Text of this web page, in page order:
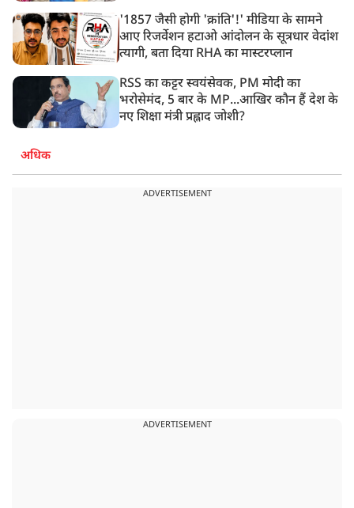
'1857 जैसी होगी 'क्रांति'!' मीडिया के सामने
आए रिजर्वेशन हटाओ आंदोलन के सूत्रधार वेदांश
त्यागी, बता दिया RHA का मास्टरप्लान
RSS का कट्टर स्वयंसेवक, PM मोदी का
भरोसेमंद, 5 बार के MP...आखिर कौन हैं देश के
नए शिक्षा मंत्री प्रह्लाद जोशी?
अधिक
ADVERTISEMENT
ADVERTISEMENT